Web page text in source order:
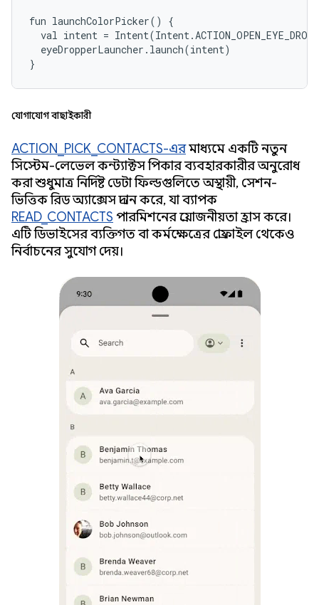
fun launchColorPicker() {
val intent =
  eyeDropperLauncher.launch(intent)
}
যোগাযোগ বাছাইকারী
ACTION_PICK_CONTACTS-এরমাধ্যমে একটি নতুন
সিস্টেম-লেভেল কন্ট্যাক্টস পিকার ব্যবহারকারীর অনুরোধ
করা শুধুমাত্র নির্দিষ্ট ডেটা ফিল্ডগুলিতে অস্থায়ী, সেশন-
ভিত্তিক রিড অ্যাক্সেস প্রদান করে, যা ব্যাপক
READ_CONTACTS পারমিশনের প্রয়োজনীয়তা হ্রাস করে।
এটি ডিভাইসের ব্যক্তিগত বা কর্মক্ষেত্রের প্রোফাইল থেকেও
নির্বাচনের সুযোগ দেয়।